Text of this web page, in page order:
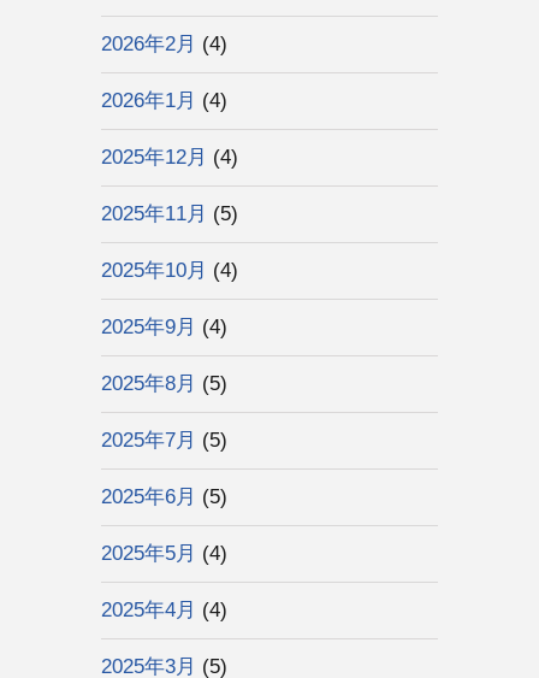
2026年2月 (4)
2026年1月 (4)
2025年12月 (4)
2025年11月 (5)
2025年10月 (4)
2025年9月 (4)
2025年8月 (5)
2025年7月 (5)
2025年6月 (5)
2025年5月 (4)
2025年4月 (4)
2025年3月 (5)